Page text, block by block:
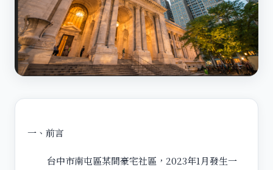
一、前言
台中市南屯區某間豪宅社區，2023年1月發生一